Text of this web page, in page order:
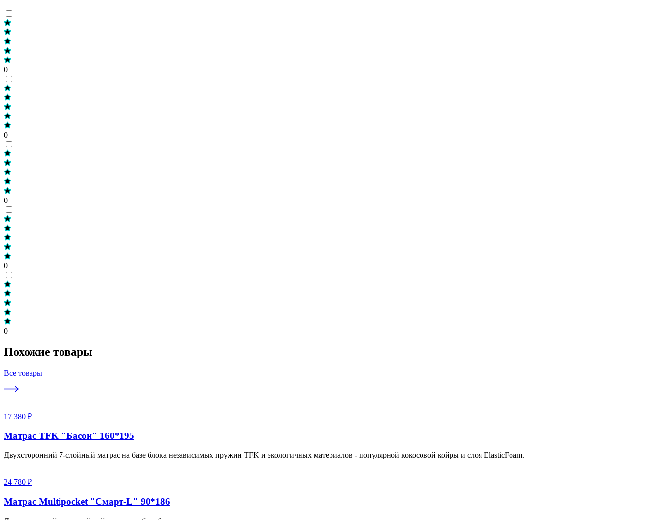
0
0
0
0
0
Похожие товары
Все товары
17 380 ₽
Матрас TFK "Басон" 160*195
Двухсторонний 7-слойный матрас на базе блока независимых пружин TFK и экологичных материалов - популярной кокосовой койры и слоя ElasticFoam.
24 780 ₽
Матрас Multipocket "Смарт-L" 90*186